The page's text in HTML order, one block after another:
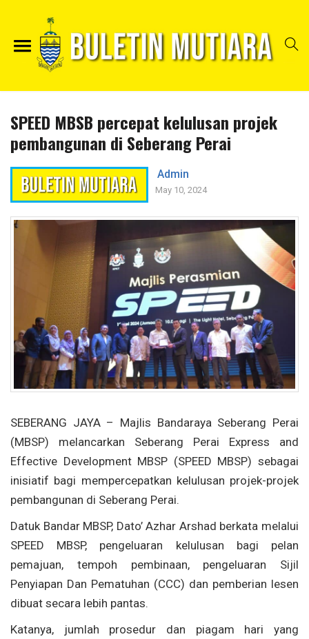
SPEED MBSB percepat kelulusan projek
pembangunan di Seberang Perai
Admin
May 10, 2024
SEBERANG JAYA – Majlis Bandaraya Seberang Perai
(MBSP) melancarkan Seberang Perai Express and
Effective Development MBSP (SPEED MBSP) sebagai
inisiatif bagi mempercepatkan kelulusan projek-projek
pembangunan di Seberang Perai.
Datuk Bandar MBSP, Dato’ Azhar Arshad berkata melalui
SPEED MBSP, pengeluaran kelulusan bagi pelan
pemajuan, tempoh pembinaan, pengeluaran Sijil
Penyiapan Dan Pematuhan (CCC) dan pemberian lesen
dibuat secara lebih pantas.
Katanya, jumlah prosedur dan piagam hari yang